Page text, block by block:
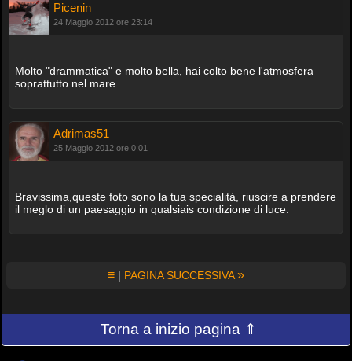
Picenin
24 Maggio 2012 ore 23:14
Molto "drammatica" e molto bella, hai colto bene l'atmosfera
soprattutto nel mare
Adrimas51
25 Maggio 2012 ore 0:01
Bravissima,queste foto sono la tua specialità, riuscire a prendere
il meglo di un paesaggio in qualsiais condizione di luce.
≡ | PAGINA SUCCESSIVA»
Torna a inizio pagina ⇑